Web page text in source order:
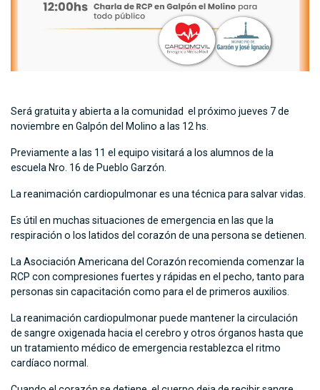
Será gratuita y abierta a la comunidad el próximo jueves 7 de
noviembre en Galpón del Molino a las 12 hs.
Previamente a las 11 el equipo visitará a los alumnos de la
escuela Nro. 16 de Pueblo Garzón.
La reanimación cardiopulmonar es una técnica para salvar vidas.
Es útil en muchas situaciones de emergencia en las que la
respiración o los latidos del corazón de una persona se detienen.
La Asociación Americana del Corazón recomienda comenzar la
RCP con compresiones fuertes y rápidas en el pecho, tanto para
personas sin capacitación como para el de primeros auxilios.
La reanimación cardiopulmonar puede mantener la circulación
de sangre oxigenada hacia el cerebro y otros órganos hasta que
un tratamiento médico de emergencia restablezca el ritmo
cardíaco normal.